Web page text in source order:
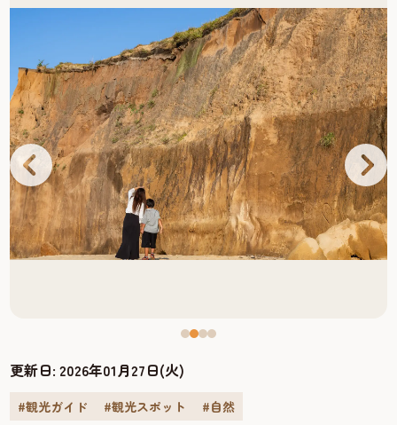
更新日:2026年01月27日(火)
#観光ガイド #観光スポット #自然